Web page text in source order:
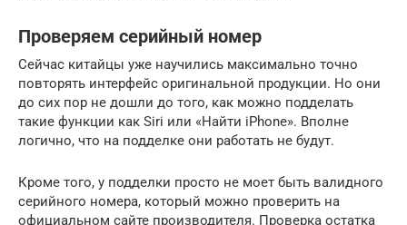
Проверяем серийный номер
Сейчас китайцы уже научились максимально точно
повторять интерфейс оригинальной продукции. Но они
до сих пор не дошли до того, как можно подделать
такие функции как Siri или «Найти iPhone». Вполне
логично, что на подделке они работать не будут.
Кроме того, у подделки просто не моет быть валидного
серийного номера, который можно проверить на
официальном сайте производителя. Проверка остатка